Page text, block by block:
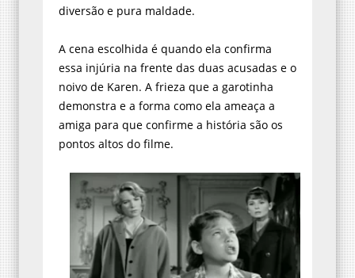
diversão e pura maldade.
A cena escolhida é quando ela confirma
essa injúria na frente das duas acusadas e o
noivo de Karen. A frieza que a garotinha
demonstra e a forma como ela ameaça a
amiga para que confirme a história são os
pontos altos do filme.